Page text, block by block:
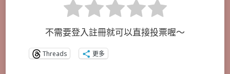
不需要登入註冊就可以直接投票喔～
Threads 更多